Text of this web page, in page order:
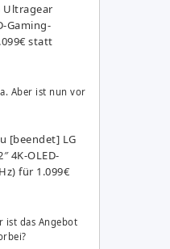
Ultragear
Gaming-
statt
Aber ist nun vor
[beendet] LG
4K-OLED-
für 1.099€
ist das Angebot